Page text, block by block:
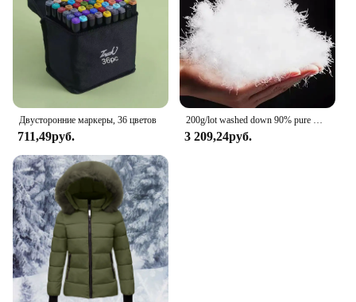
Двусторонние маркеры, 36 цветов
711,49руб.
200g/lot washed down 90% pure white goose down,DIY down pillow core fillers coat down goose down piumino donna
3 209,24руб.